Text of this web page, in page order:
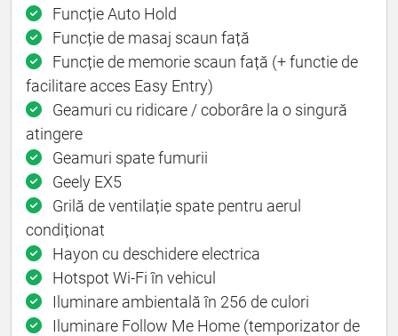
Funcție Auto Hold
Funcție de masaj scaun față
Funcție de memorie scaun față (+ functie de
facilitare acces Easy Entry)
Geamuri cu ridicare / coborâre la o singură
atingere
Geamuri spate fumurii
Geely EX5
Grilă de ventilație spate pentru aerul
condiționat
Hayon cu deschidere electrica
Hotspot Wi-Fi în vehicul
Iluminare ambientală în 256 de culori
Iluminare Follow Me Home (temporizator de